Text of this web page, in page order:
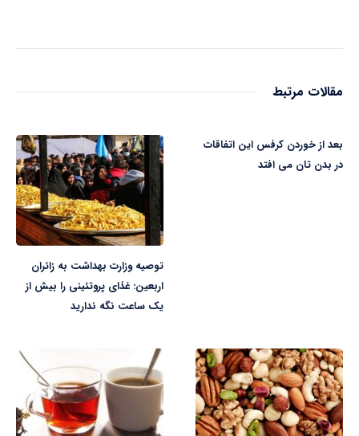
مقالات مرتبط
بعد از خوردن کرفس این اتفاقات
در بدن تان می افتد
توصیه وزارت بهداشت به زائران
اربعین: غذای پروتئینی را بیش از
یک ساعت نگه ندارید